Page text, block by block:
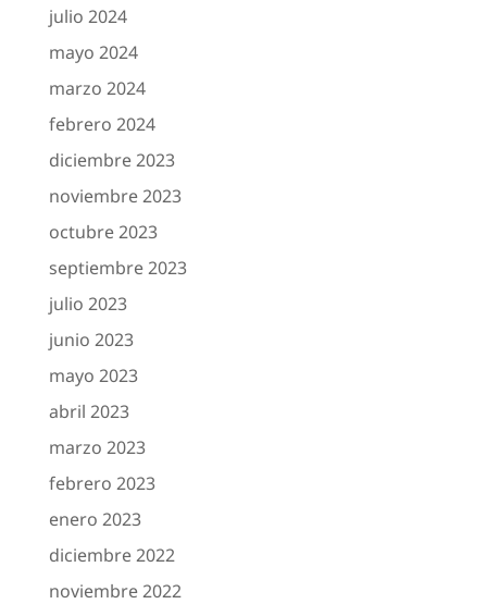
julio 2024
mayo 2024
marzo 2024
febrero 2024
diciembre 2023
noviembre 2023
octubre 2023
septiembre 2023
julio 2023
junio 2023
mayo 2023
abril 2023
marzo 2023
febrero 2023
enero 2023
diciembre 2022
noviembre 2022